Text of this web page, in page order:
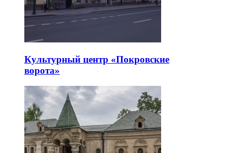
Культурный центр «Покровские
ворота»